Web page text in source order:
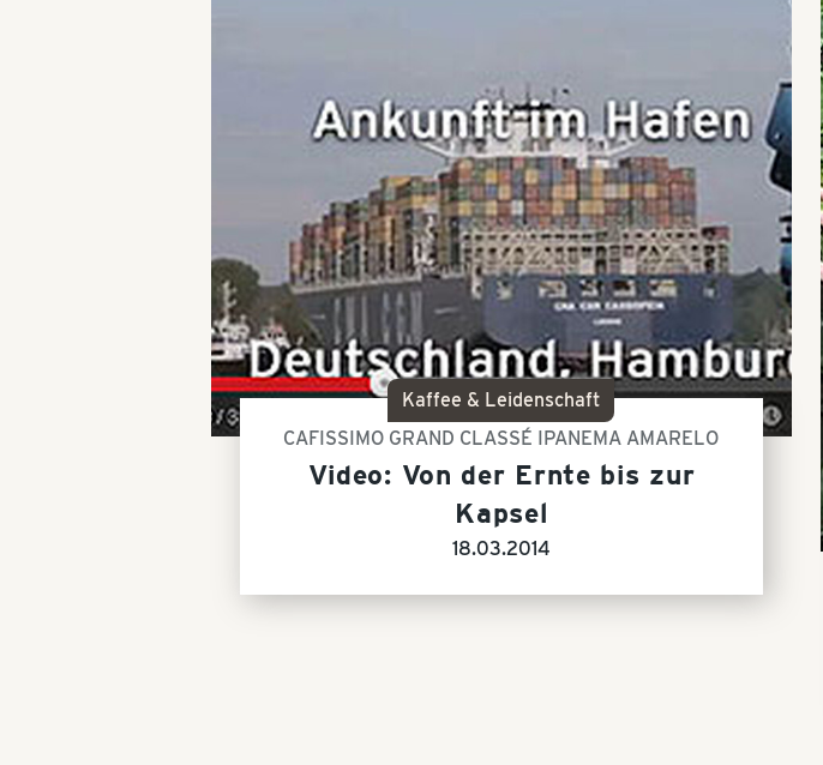
Kaffee & Leidenschaft
CAFISSIMO GRAND CLASSÉ IPANEMA AMARELO
Video: Von der Ernte bis zur
Kapsel
18.03.2014